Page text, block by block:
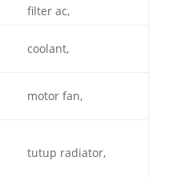
filter ac,
coolant,
motor fan,
tutup radiator,